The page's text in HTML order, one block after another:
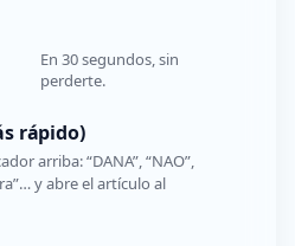
En 30 segundos, sin
perderte.
rápido)
arriba: “DANA”, “NAO”,
y abre el artículo al